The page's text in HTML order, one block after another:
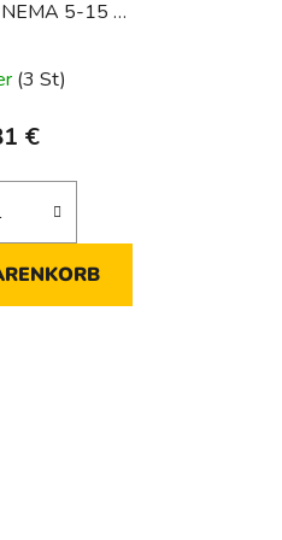
5-15 R,
E
(3 St)
€